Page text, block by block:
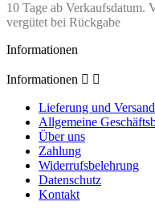
10 Tage ab Verkaufsdatum.
vergütet bei Rückgabe
Informationen
Informationen  
Lieferung und Versand
Allgemeine
Über uns
Zahlung
Widerrufsbelehrung
Datenschutz
Kontakt